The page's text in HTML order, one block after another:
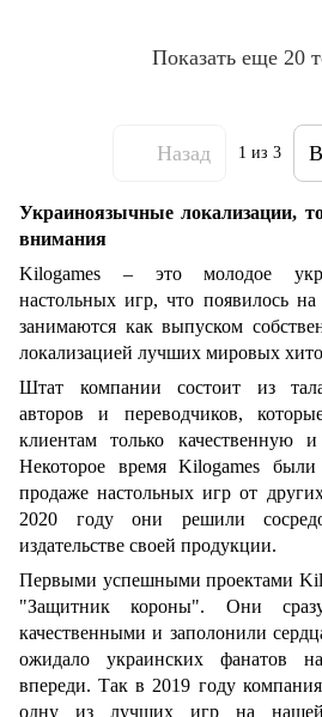
Украиноязычные локализации,
внимания
Kilogames – это молодое
настольных игр, что появилось
занимаются как выпуском
локализацией лучших мировых
Штат компании состоит из
авторов и переводчиков,
клиентам только качественную
Некоторое время Kilogames
продаже настольных игр от
2020 году они решили
издательстве своей продукции.
Первыми успешными проектами
"Защитник короны". Они
качественными и заполонили
ожидало украинских фанатов
впереди. Так в 2019 году
одну из лучших игр на
Показать еще 20
Назад 1 из 3